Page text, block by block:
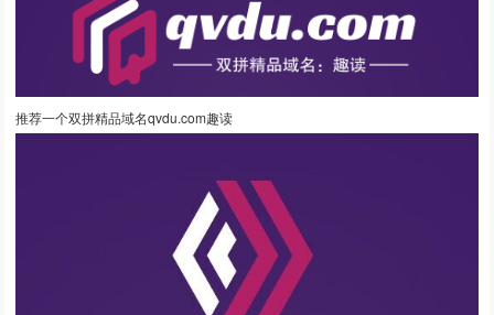
推荐一个双拼精品域名qvdu.com趣读